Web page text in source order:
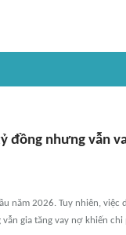
đồng nhưng vẫn
năm 2026. Tuy nhiên, việc
gia tăng vay nợ khiến chi